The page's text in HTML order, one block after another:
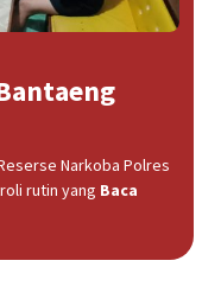
Reserse Narkoba Polres
rutin yang Baca